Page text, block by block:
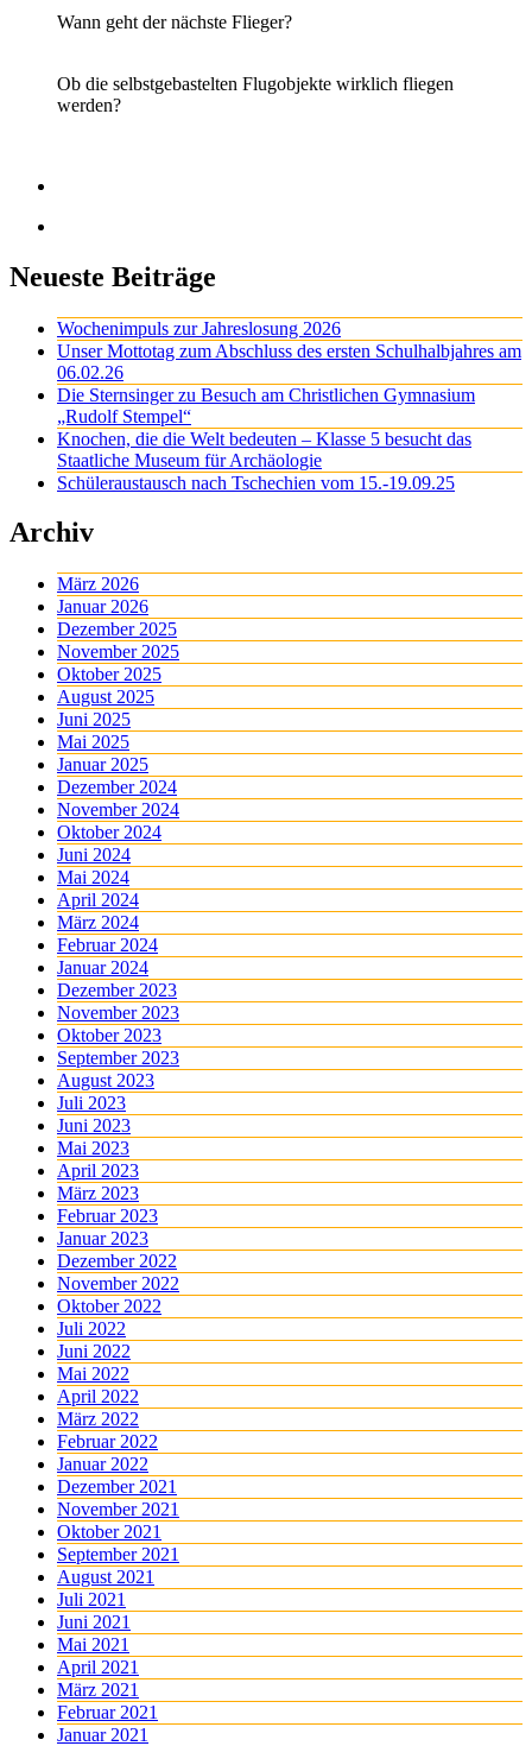
Wann geht der nächste Flieger?
Ob die selbstgebastelten Flugobjekte wirklich fliegen
werden?
Neueste Beiträge
Wochenimpuls zur Jahreslosung 2026
Unser Mottotag zum Abschluss des ersten Schulhalbjahres am
06.02.26
Die Sternsinger zu Besuch am Christlichen Gymnasium
„Rudolf Stempel“
Knochen, die die Welt bedeuten – Klasse 5 besucht das
Staatliche Museum für Archäologie
Schüleraustausch nach Tschechien vom 15.-19.09.25
Archiv
März 2026
Januar 2026
Dezember 2025
November 2025
Oktober 2025
August 2025
Juni 2025
Mai 2025
Januar 2025
Dezember 2024
November 2024
Oktober 2024
Juni 2024
Mai 2024
April 2024
März 2024
Februar 2024
Januar 2024
Dezember 2023
November 2023
Oktober 2023
September 2023
August 2023
Juli 2023
Juni 2023
Mai 2023
April 2023
März 2023
Februar 2023
Januar 2023
Dezember 2022
November 2022
Oktober 2022
Juli 2022
Juni 2022
Mai 2022
April 2022
März 2022
Februar 2022
Januar 2022
Dezember 2021
November 2021
Oktober 2021
September 2021
August 2021
Juli 2021
Juni 2021
Mai 2021
April 2021
März 2021
Februar 2021
Januar 2021